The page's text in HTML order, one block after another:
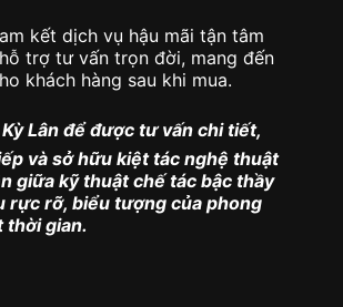
kết dịch vụ hậu mãi tận tâm
trợ tư vấn trọn đời, mang đến
khách hàng sau khi mua.
Lân để được tư vấn chi tiết,
và sở hữu kiệt tác nghệ thuật
giữa kỹ thuật chế tác bậc thầy
rực rỡ, biểu tượng của phong
thời gian.